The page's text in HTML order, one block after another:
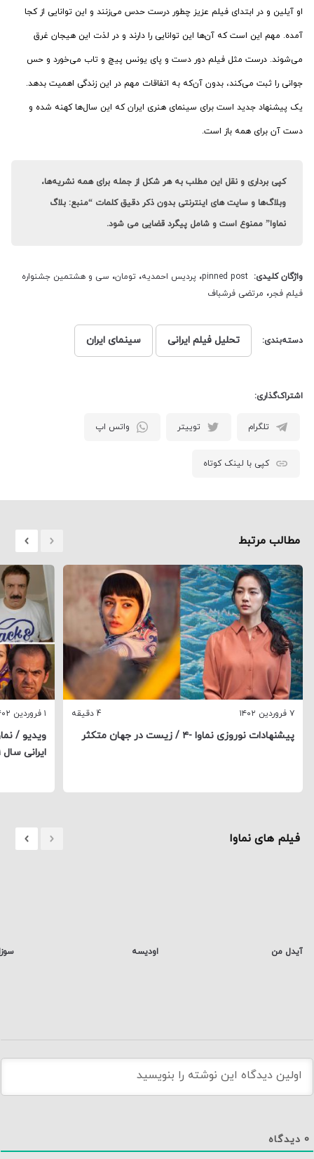
او آیلین و در ابتدای فیلم عزیز چطور درست حدس می‌زنند و این توانایی از کجا
آمده. مهم این است که آن‌ها این توانایی را دارند و در لذت این هیجان غرق
می‌شوند. درست مثل فیلم دور دست و پای یونس پیچ و تاب می‌خورد و حس
جوانی را ثبت می‌کند، بدون آن‌که به اتفاقات مهم در این زندگی اهمیت بدهد.
یک پیشنهاد جدید است برای سینمای هنری ایران که این سال‌ها کهنه شده و
دست آن برای همه باز است.
کپی برداری و نقل این مطلب به هر شکل از جمله برای همه نشریه‌ها،
وبلاگ‌ها و سایت های اینترنتی بدون ذکر دقیق کلمات “منبع: بلاگ
نماوا” ممنوع است و شامل پیگرد قضایی می شود.
واژگان کلیدی: pinned post، پردیس احمدیه، تومان، سی و هشتمین جشنواره
فیلم فجر، مرتضی فرشباف
دسته‌بندی: تحلیل فیلم ایرانی سینمای ایران
اشتراک‌گذاری:
تلگرام توییتر واتس اپ
کپی با لینک کوتاه
مطالب مرتبط
۷ فروردین ۱۴۰۲ 4 دقیقه
پیشنهادات نوروزی نماوا -۴ / زیست در جهان متکثر
۱ فروردین ۱۴۰۲
ایرانی سال ۱۴۰۱
فیلم های نماوا
آیدل من اودیسه
0 دیدگاه